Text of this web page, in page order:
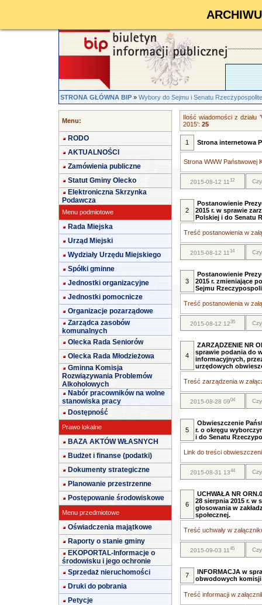
STRONA GŁÓWNA BIP»Wybory do Sejmu i Senatu
Menu:
RODO
AKTUALNOŚCI
Zamówienia publiczne
Statut Gminy Olecko
Elektroniczna Skrzynka
Podawcza
Menu podmiotowe
Rada Miejska
Urząd Miejski
Wydziały Urzędu Miejskiego
Spółki gminne
Jednostki organizacyjne
Jednostki pomocnicze
Organizacje pozarządowe
Zarządca zasobów
komunalnych
Olecka Rada Seniorów
Olecka Rada Młodzieżowa
Gminna Komisja
Rozwiązywania Problemów
Alkoholowych
Nabór pracowników na wolne
stanowiska pracy
Dostępność
Prawo lokalne
BAZA AKTÓW WŁASNYCH
Budżet i finanse (podatki)
Dokumenty strategiczne
Planowanie przestrzenne
Postępowanie środowiskowe
Menu przedmiotowe
Oświadczenia majątkowe
Raporty o stanie gminy
EKOPORTAL-Informacje o
środowisku i jego ochronie
Sprzedaż nieruchomości
Druki do pobrania
Petycje
Ilość wiadomości z działu
2015': 25
1 Strona internetowa
Strona WWW Państwowej
2015-08-12 1112
2
Postanowienie
2015 r. w sprawie
Polskiej i do Senatu
Treść postanowienia w
2015-08-12 1114
3
Postanowienie
2015 r. zmieniające
Sejmu
Treść postanowienia w
2015-08-12 1235
4
ZARZĄDZENIE NR
sprawie podania do
informacyjnych,
urzędowych
Treść zarządzenia w
2015-08-28 0904
5
Obwieszczenie
r. o okręgu
i do Senatu
Link do treści
2015-08-31 1344
6
UCHWAŁA NR
28 sierpnia 2015 r.
głosowania w
społecznej.
Treść uchwały w
2015-09-03 1145
7
INFORMACJA w
obwodowych
Treść informacji w